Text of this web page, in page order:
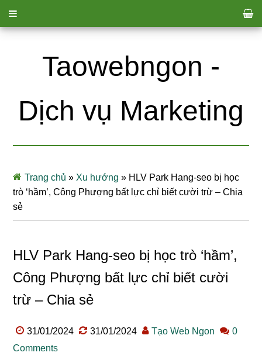
Taowebngon -
Dịch vụ Marketing
Trang chủ » Xu hướng » HLV Park Hang-seo bị học
trò ‘hầm’, Công Phượng bất lực chỉ biết cười trừ – Chia
sẻ
HLV Park Hang-seo bị học trò ‘hầm’,
Công Phượng bất lực chỉ biết cười
trừ – Chia sẻ
31/01/2024 31/01/2024 Tạo Web Ngon
0
Comments